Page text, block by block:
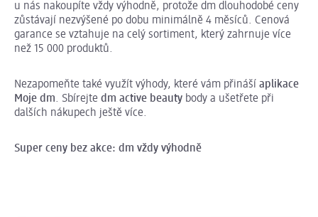
u nás nakoupíte vždy výhodně, protože dm dlouhodobé ceny
zůstávají nezvýšené po dobu minimálně 4 měsíců. Cenová
garance se vztahuje na celý sortiment, který zahrnuje více
než 15 000 produktů.
Nezapomeňte také využít výhody, které vám přináší aplikace
Moje dm. Sbírejte dm active beauty body a ušetřete při
dalších nákupech ještě více.
Super ceny bez akce: dm vždy výhodně